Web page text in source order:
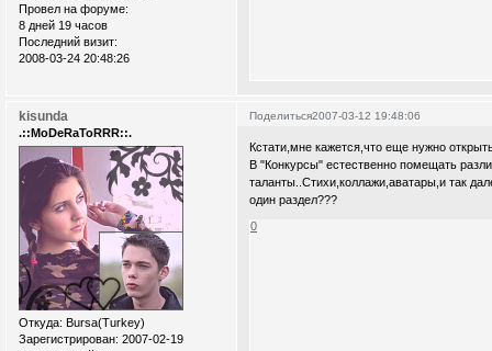
Провел на форуме:
8 дней 19 часов
Последний визит:
2008-03-24 20:48:26
Поделиться2007-03-12 19:48:06
kisunda
.::MoDeRaToRRR::.
Откуда: Bursa(Turkey)
Зарегистрирован: 2007-02-19
Кстати,мне кажется,что еще нужно
В "Конкурсы" естественно помещать
таланты..Стихи,коллажи,аватары,и так
один раздел???
0